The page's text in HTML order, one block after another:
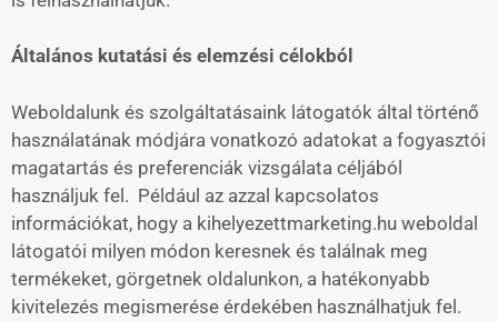
Általános kutatási és elemzési célokból
Weboldalunk és szolgáltatásaink látogatók által történő
használatának módjára vonatkozó adatokat a fogyasztói
magatartás és preferenciák vizsgálata céljából
használjuk fel. Például az azzal kapcsolatos
információkat, hogy a kihelyezettmarketing.hu weboldal
látogatói milyen módon keresnek és találnak meg
termékeket, görgetnek oldalunkon, a hatékonyabb
kivitelezés megismerése érdekében használhatjuk fel.